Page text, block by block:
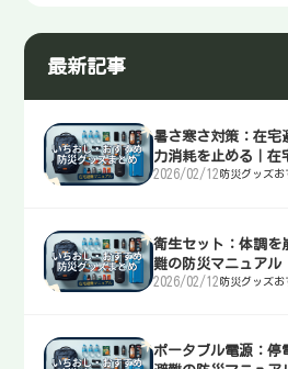
最新記事
暑さ寒さ対策：在宅
力消耗を止める｜在
2026/02/12 防災グッズお
衛生セット：体調を
難の防災マニュアル
2026/02/12 防災グッズお
ポータブル電源：停